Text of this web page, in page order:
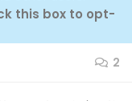
this box to opt-
2